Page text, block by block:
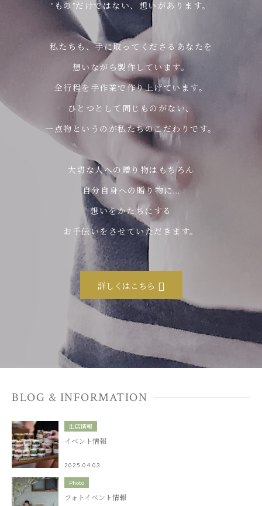
”もの”だけではない、想いがあります。
私たちも、手に取ってくださるあなたを
想いながら製作しています。
全行程を手作業で作り上げています。
ひとつとして同じものがない、
一点物というのが私たちのこだわりです。
大切な人への贈り物はもちろん
自分自身への贈り物に…
想いをかたちにする
お手伝いをさせていただきます。
詳しくはこちら
BLOG & INFORMATION
出店情報
イベント情報
2025.04.03
Photo
フォトイベント情報